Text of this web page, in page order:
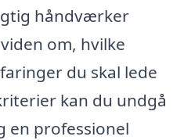
håndværker
om, hvilke
du skal lede
kan du undgå
en professionel